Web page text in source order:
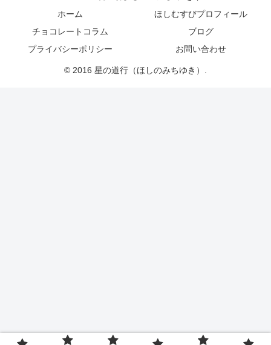
ホーム
ほしむすびプロフィール
チョコレートコラム
ブログ
プライバシーポリシー
お問い合わせ
© 2016 星の道行（ほしのみちゆき）.